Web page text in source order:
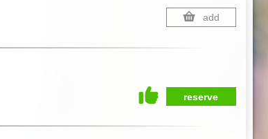
add
reserve